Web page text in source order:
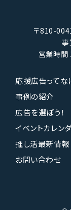
〒810-
営業時間
応援広告ってな
事例の紹介
広告を選ぼう！
イベントカレン
推し活最新情報
お問い合わせ